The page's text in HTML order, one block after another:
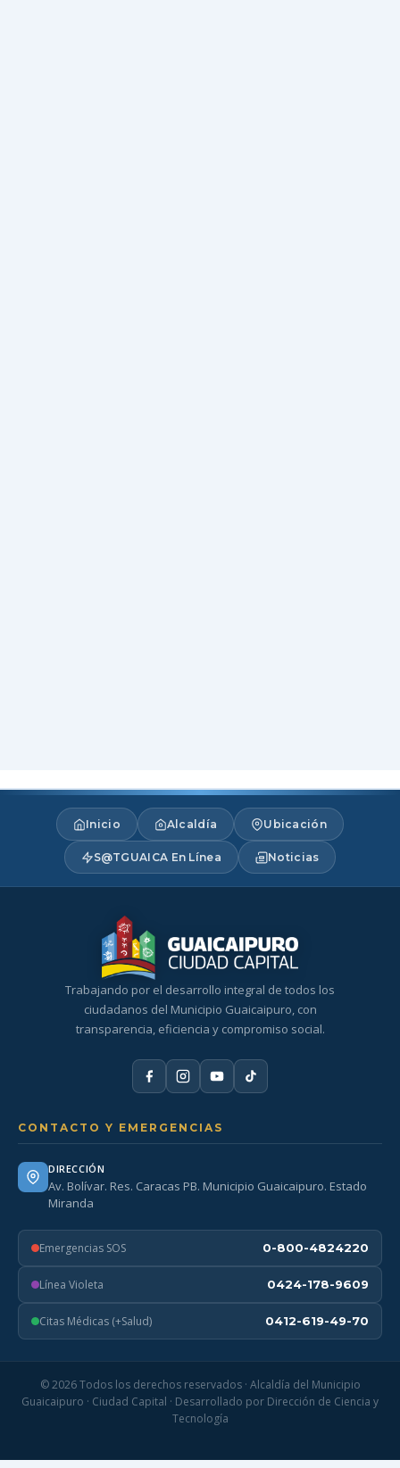
Inicio Alcaldía Ubicación
S@TGUAICA En Línea Noticias
Trabajando por el desarrollo integral de todos los
ciudadanos del Municipio Guaicaipuro, con
transparencia, eficiencia y compromiso social.
CONTACTO Y EMERGENCIAS
DIRECCIÓN
Av. Bolívar. Res. Caracas PB. Municipio Guaicaipuro. Estado
Miranda
Emergencias SOS 0-800-4824220
Línea Violeta 0424-178-9609
Citas Médicas (+Salud) 0412-619-49-70
© 2026 Todos los derechos reservados · Alcaldía del Municipio
Guaicaipuro · Ciudad Capital · Desarrollado por Dirección de Ciencia y
Tecnología